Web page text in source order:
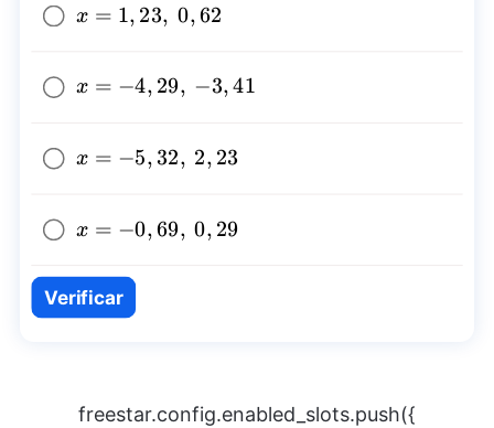
x=1,23,~0,62
x = 1, 23, 0,62
x=-4,29,~-3,41
x = −4, 29, −3,41
x=-5,32,~2,23
x = −5,32, 2, 23
x=-0,69,~0,29
x = −0,69, 0, 29
Verificar
freestar.config.enabled_slots.push({